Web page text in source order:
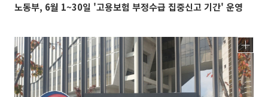
노동부, 6월 1~30일 '고용보험 부정수급 집중신고 기간' 운영